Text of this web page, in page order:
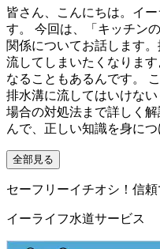
皆さん、こんにちは。イ
す。 今回は、「キッチン
関係についてお話します
流してしまいたくなりま
なることもあるんです。
排水溝に流してはいけな
場合の対処法まで詳しく
んで、正しい知識を身につ
全部見る
セーフリーイチオシ！信
イーライフ水道サービス